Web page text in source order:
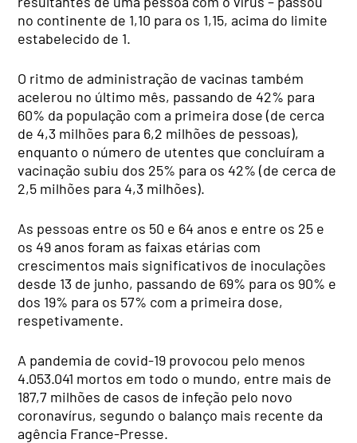
no continente de 1,10 para os 1,15, acima do limite
estabelecido de 1.
O ritmo de administração de vacinas também
acelerou no último mês, passando de 42% para
60% da população com a primeira dose (de cerca
de 4,3 milhões para 6,2 milhões de pessoas),
enquanto o número de utentes que concluíram a
vacinação subiu dos 25% para os 42% (de cerca de
2,5 milhões para 4,3 milhões).
As pessoas entre os 50 e 64 anos e entre os 25 e
os 49 anos foram as faixas etárias com
crescimentos mais significativos de inoculações
desde 13 de junho, passando de 69% para os 90% e
dos 19% para os 57% com a primeira dose,
respetivamente.
A pandemia de covid-19 provocou pelo menos
4.053.041 mortos em todo o mundo, entre mais de
187,7 milhões de casos de infeção pelo novo
coronavírus, segundo o balanço mais recente da
agência France-Presse.